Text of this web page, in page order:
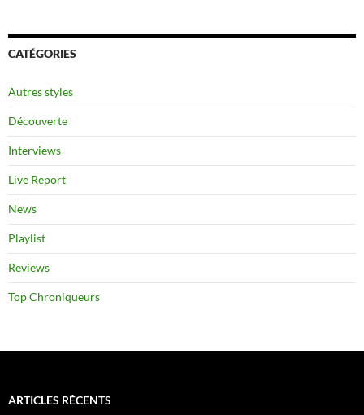
CATÉGORIES
Autres styles
Découverte
Interviews
Live Report
News
Playlist
Reviews
Top Chroniqueurs
ARTICLES RÉCENTS